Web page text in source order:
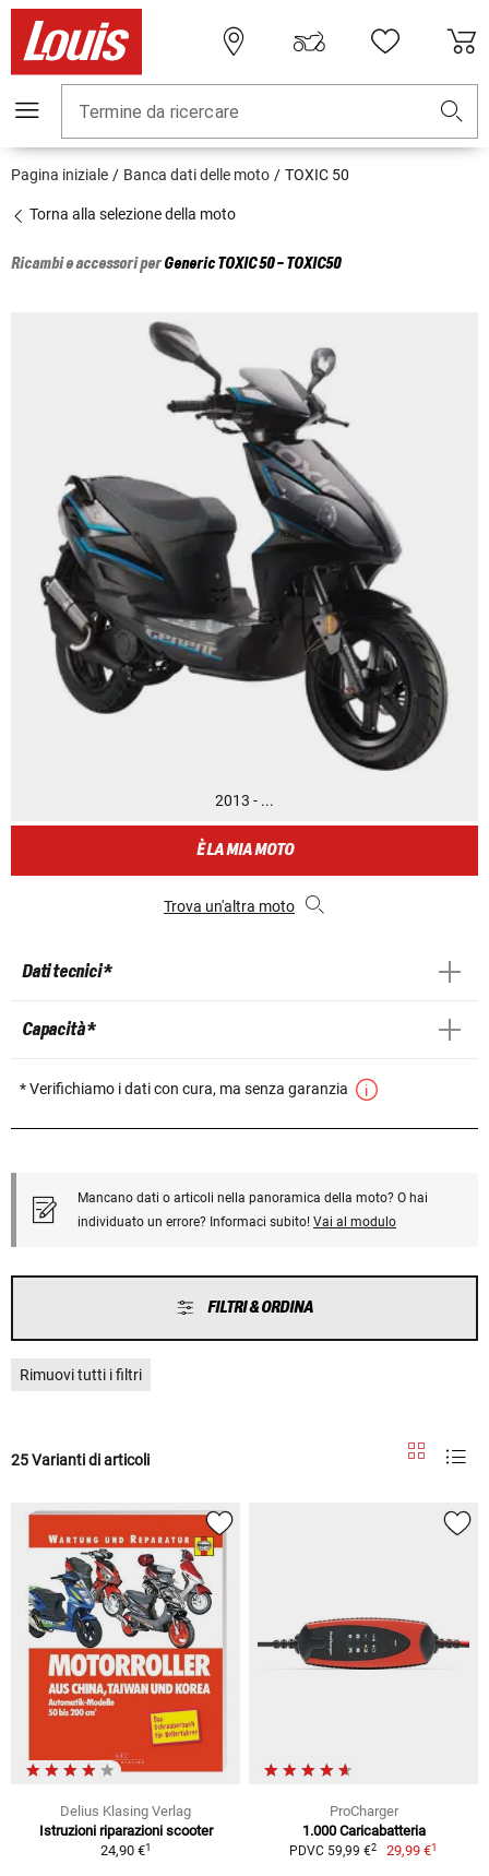
Termine da ricercare
Pagina iniziale Banca dati delle moto TOXIC 50
Torna alla selezione della moto
Ricambi e accessori perGenericTOXIC 50 - TOXIC50
2013 - ...
È LA MIA MOTO
Trova un'altra moto
Dati tecnici *
Capacità *
* Verifichiamo i dati con cura, ma senza garanzia
Mancano dati o articoli nella panoramica della moto? O hai
individuato un errore? Informaci subito! Vai al modulo
FILTRI & ORDINA
Rimuovi tutti i filtri
25 Varianti di articoli
Delius Klasing Verlag
Istruzioni riparazioni scooter
24,90 €1
ProCharger
1.000 Caricabatteria
PDVC 59,99 €2 29,99 €1